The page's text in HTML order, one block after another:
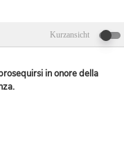
Kurzansicht
in onore della